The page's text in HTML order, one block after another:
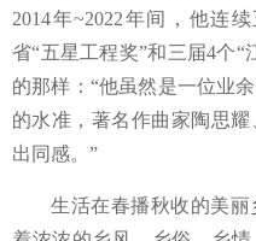
2014年~2022年间，他连
省“五星工程奖”和三届4个
的那样：“他虽然是一位业
的水准，著名作曲家陶思
出同感。”
生活在春播秋收的美